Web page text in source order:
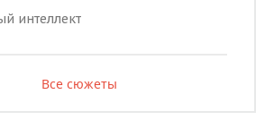
интеллект
Все сюжеты